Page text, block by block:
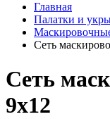
Главная
Палатки и
Сеть
Сеть
9х12